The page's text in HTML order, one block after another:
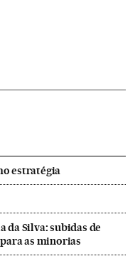
estratégia
da Silva: subidas de
as minorias